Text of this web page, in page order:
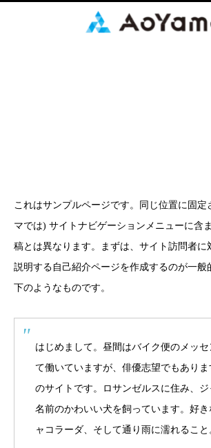
これはサンプルページです。同じ位置に固定
マでは) サイトナビゲーションメニューに含
稿とは異なります。まずは、サイト訪問者に
説明する自己紹介ページを作成するのが一般
下のようなものです。
はじめまして。昼間はバイク便のメッセ
て働いていますが、俳優志望でもあり
のサイトです。ロサンゼルスに住み、ジ
名前のかわいい犬を飼っています。好
ャコラーダ、そして通り雨に濡れること